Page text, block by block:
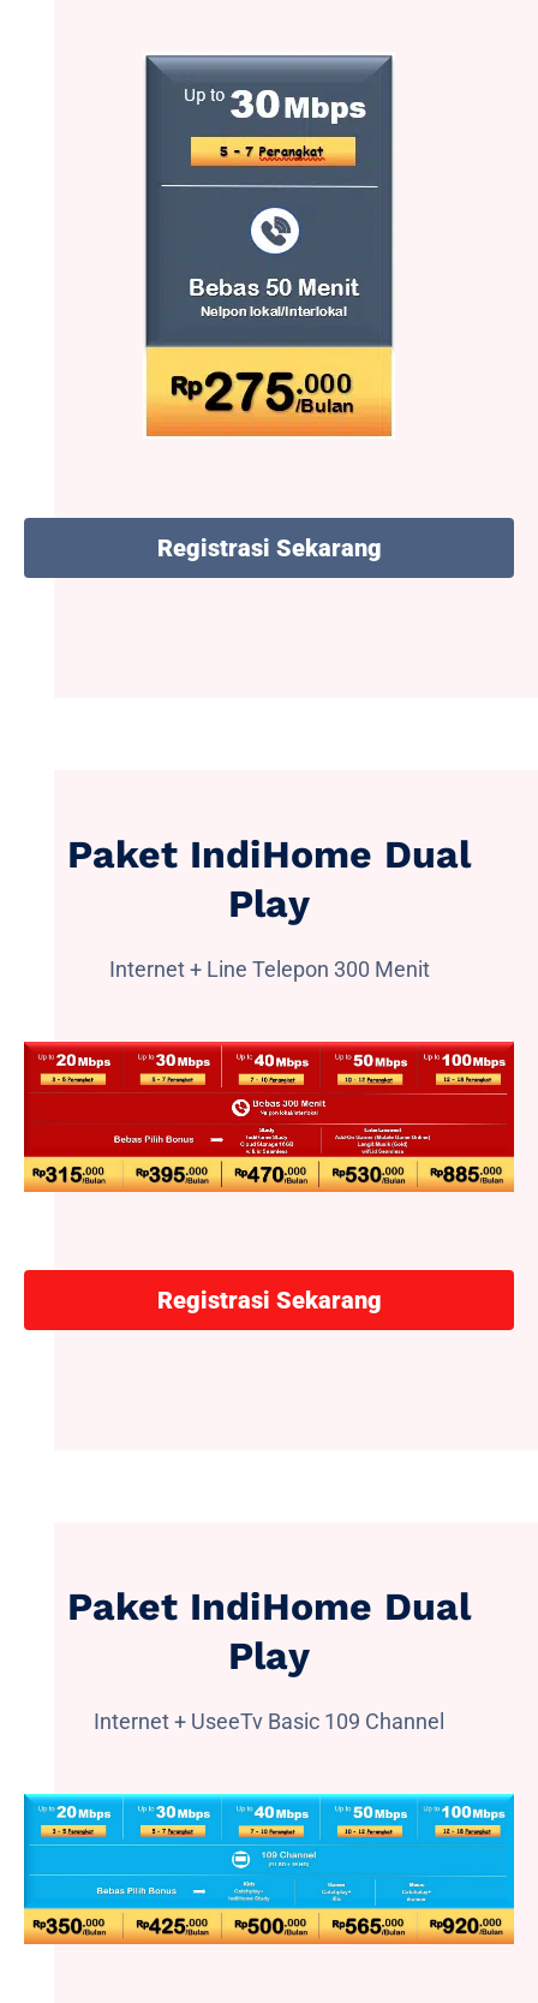
Registrasi Sekarang
Paket IndiHome Dual
Play
Internet + Line Telepon 300 Menit
Registrasi Sekarang
Paket IndiHome Dual
Play
Internet + UseeTv Basic 109 Channel